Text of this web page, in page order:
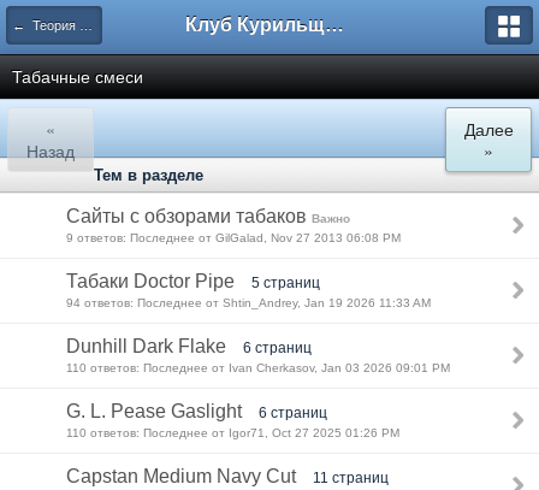
← Теория в трубочно/табачном деле Клуб Курильщиков Трубки
Табачные смеси
«
Назад
Далее
»
Тем в разделе
Сайты с обзорами табаков Важно
9 ответов: Последнее от GilGalad, Nov 27 2013 06:08 PM
Табаки Doctor Pipe 5 страниц
94 ответов: Последнее от Shtin_Andrey, Jan 19 2026 11:33 AM
Dunhill Dark Flake 6 страниц
110 ответов: Последнее от Ivan Cherkasov, Jan 03 2026 09:01 PM
G. L. Pease Gaslight 6 страниц
110 ответов: Последнее от Igor71, Oct 27 2025 01:26 PM
Capstan Medium Navy Cut 11 страниц